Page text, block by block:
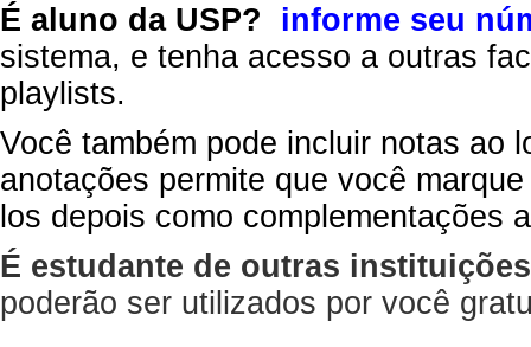
É aluno da USP?
informe seu
sistema, e tenha acesso a outras
playlists.
Você também pode incluir notas ao
anotações permite que você
los depois como complementações
É estudante de outras
poderão ser utilizados por você